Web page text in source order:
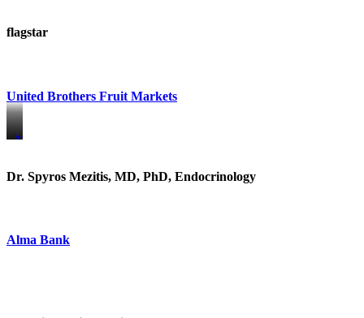
flagstar
United Brothers Fruit Markets
https://www.unitedbrothersfruitmarkets.com/
https://www.unitedbrothersfruitmarkets.com/
Dr. Spyros Mezitis, MD, PhD, Endocrinology
Alma Bank